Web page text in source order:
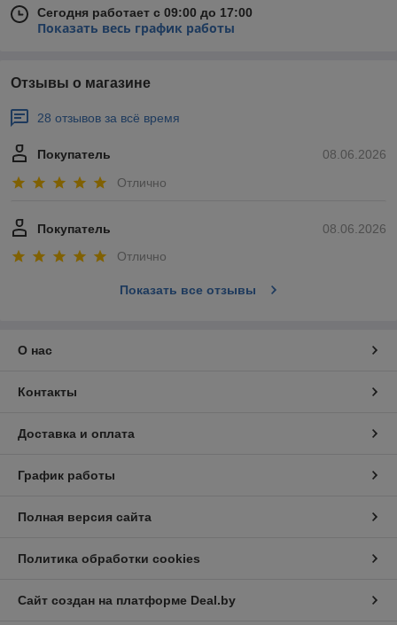
Сегодня работает с 09:00 до 17:00
Показать весь график работы
Отзывы о магазине
28 отзывов за всё время
08.06.2026
Покупатель
Отлично
08.06.2026
Покупатель
Отлично
Показать все отзывы
О нас
Контакты
Доставка и оплата
График работы
Полная версия сайта
Политика обработки cookies
Сайт создан на платформе Deal.by